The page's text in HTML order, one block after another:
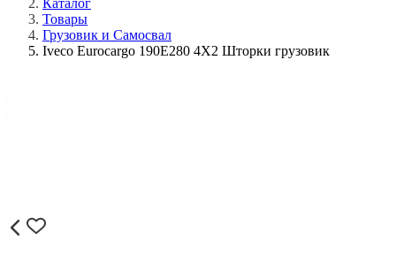
Товары
Грузовик и Самосвал
Iveco Eurocargo 190E280 4X2 Шторки грузовик